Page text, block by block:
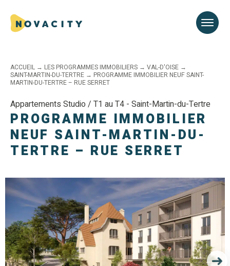
ACCUEIL → LES PROGRAMMES IMMOBILIERS → VAL-D'OISE →
SAINT-MARTIN-DU-TERTRE → PROGRAMME IMMOBILIER NEUF SAINT-
MARTIN-DU-TERTRE – RUE SERRET
Appartements Studio / T1 au T4 - Saint-Martin-du-Tertre
PROGRAMME IMMOBILIER
NEUF SAINT-MARTIN-DU-
TERTRE – RUE SERRET